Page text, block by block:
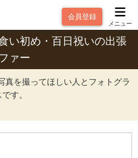
会員登録
メニュー
い初め・百日祝いの出張
ァー
真を撮ってほしい人とフォトグラ
す。